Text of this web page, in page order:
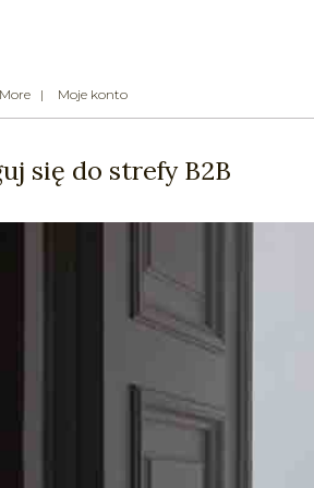
Moje konto
się do strefy B2B